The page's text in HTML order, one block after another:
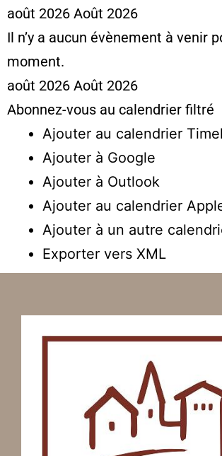
août 2026 Août 2026
Il n’y a aucun évènement à venir
moment.
août 2026 Août 2026
Abonnez-vous au calendrier filtré
Ajouter au calendrier
Ajouter à Google
Ajouter à Outlook
Ajouter au calendrier
Ajouter à un autre
Exporter vers XML